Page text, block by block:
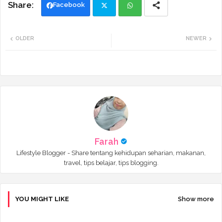
Facebook
NEWER
OLDER
Farah
Lifestyle Blogger - Share tentang kehidupan seharian, makanan,
travel, tips belajar, tips blogging.
YOU MIGHT LIKE Show more